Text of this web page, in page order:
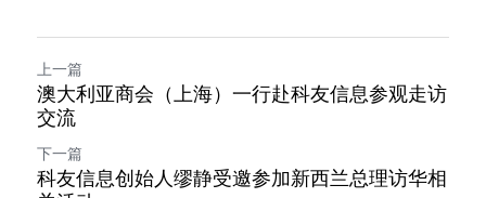
上一篇
澳大利亚商会（上海）一行赴科友信息参观走访
交流
下一篇
科友信息创始人缪静受邀参加新西兰总理访华相